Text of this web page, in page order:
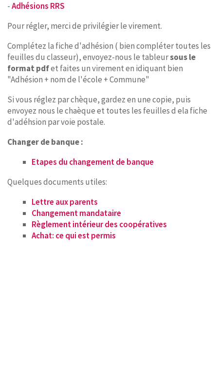
-Adhésions RRS
Pour régler, merci de privilégier le virement.
Complétez la fiche d'adhésion ( bien compléter toutes les
feuilles du classeur), envoyez-nous le tableursous le
format pdfet faites un virement en idiquant bien
"Adhésion + nom de l'école + Commune"
Si vous réglez par chèque, gardez en une copie, puis
envoyez nous le chaèque et toutes les feuilles d ela fiche
d'adéhsion par voie postale.
Changer de banque :
Etapes du changement de banque
Quelques documents utiles:
Lettre aux parents
Changement mandataire
Règlement intérieur des coopératives
Achat: ce qui est permis